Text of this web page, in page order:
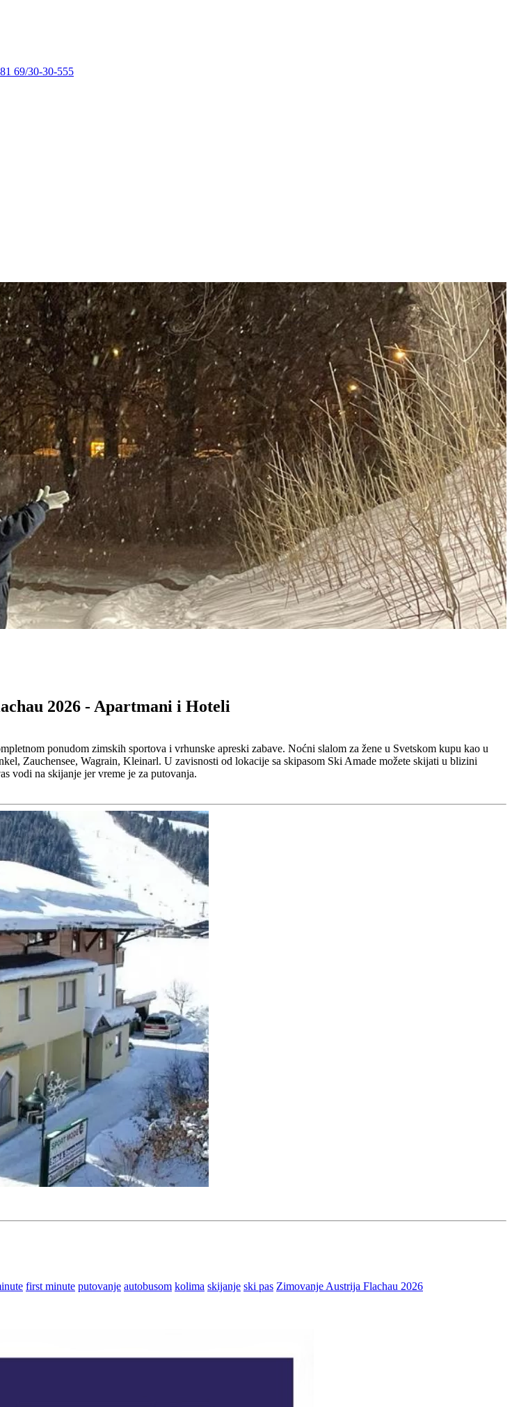
69/30-30-555
2026 - Apartmani i Hoteli
ponudom zimskih sportova i vrhunske apreski zabave. Noćni slalom za žene u Svetskom kupu kao u
Zauchensee, Wagrain, Kleinarl. U zavisnosti od lokacije sa skipasom Ski Amade možete skijati u blizini
vodi na skijanje jer vreme je za putovanja.
first minute putovanje autobusom kolima skijanje ski pas Zimovanje Austrija Flachau 2026